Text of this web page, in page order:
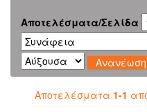
Αποτελέσματα/Σελίδα
Αποτελέσματα 1-1